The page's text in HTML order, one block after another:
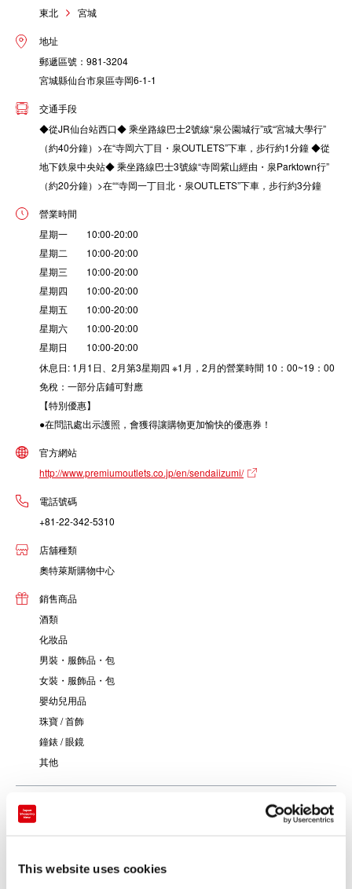
This website uses cookies
東北
宮城
地址
郵遞區號：981-3204
宮城縣仙台市泉區寺岡6-1-1
交通手段
◆從JR仙台站西口◆ 乘坐路線巴士2號線“泉公園城行”或“宮城大學行”
（約40分鐘）>在“寺岡六丁目・泉OUTLETS”下車，步行約1分鐘 ◆從
地下鉄泉中央站◆ 乘坐路線巴士3號線“寺岡紫山經由・泉Parktown行”
（約20分鐘）>在““寺岡一丁目北・泉OUTLETS”下車，步行約3分鐘
營業時間
星期一 10:00-20:00
星期二 10:00-20:00
星期三 10:00-20:00
星期四 10:00-20:00
星期五 10:00-20:00
星期六 10:00-20:00
星期日 10:00-20:00
休息日: 1月1日、2月第3星期四 ※1月，2月的營業時間 10：00~19：00
免稅：一部分店鋪可對應
【特別優惠】
●在問訊處出示護照，會獲得讓購物更加愉快的優惠券！
官方網站
http://www.premiumoutlets.co.jp/en/sendaiizumi/
電話號碼
+81-22-342-5310
店舖種類
奧特萊斯購物中心
銷售商品
酒類
化妝品
男裝・服飾品・包
女裝・服飾品・包
嬰幼兒用品
珠寶 / 首飾
鐘錶 / 眼鏡
其他
位於綠意盎然、優雅的仙台、泉園市區內，是以美國東北部街道
為形象的設施。